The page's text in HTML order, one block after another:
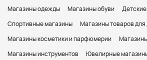
Магазины одежды Магазины обуви
Спортивные магазины
Магазины товаров для
Магазины косметики и парфюмерии
Магазины инструментов
Ювелирные